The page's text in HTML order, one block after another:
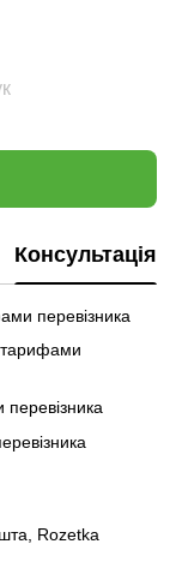
Консультація
перевізника
тарифами
Rozetka